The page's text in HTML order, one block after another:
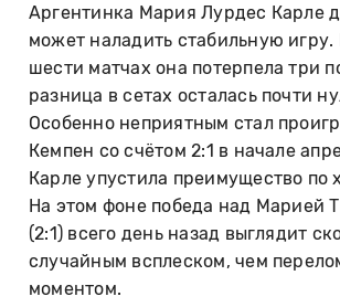
Аргентинка Мария Лурдес Карле
может наладить стабильную игру.
шести матчах она потерпела три
разница в сетах осталась почти
Особенно неприятным стал
Кемпен со счётом 2:1 в начале
Карле упустила преимущество по
На этом фоне победа над Марией
(2:1) всего день назад выглядит
случайным всплеском, чем
моментом.